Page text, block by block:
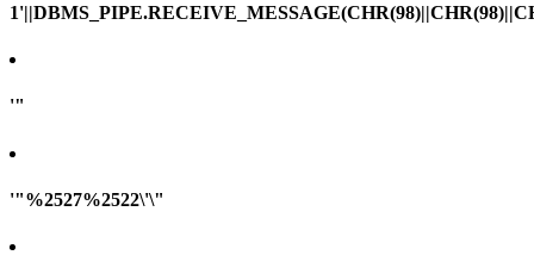
'"
'"%2527%2522\'\"